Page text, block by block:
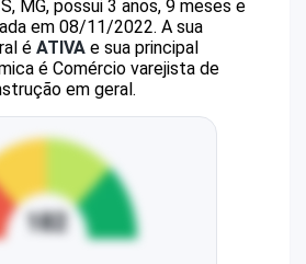
MG, possui 3 anos, 9 meses e
em 08/11/2022. A sua
é ATIVA e sua principal
é Comércio varejista de
em geral.